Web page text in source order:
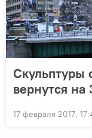
Скульптуры
вернутся
17 февраля 2017,